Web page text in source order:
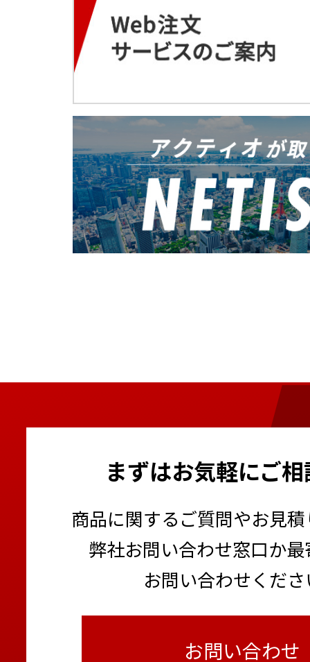
まずはお気軽にご
商品に関するご質問やお見
弊社お問い合わせ窓口か
お問い合わせくだ
お問い合わせ